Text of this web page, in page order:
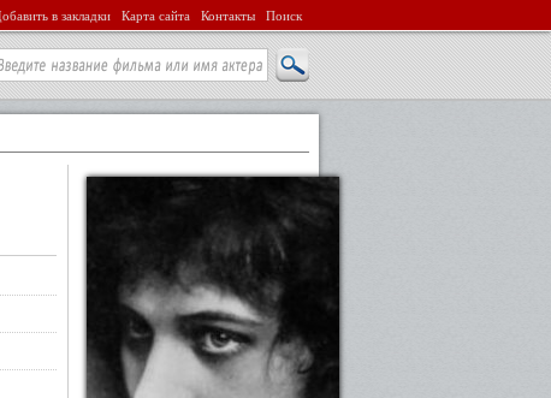
в закладки Карта сайта Контакты Поиск